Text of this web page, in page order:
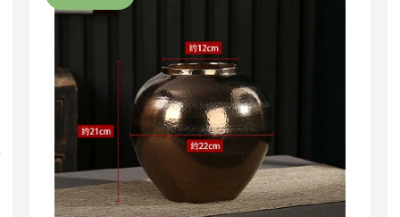
Декоративные вазы, кашпо
Игрушки мягкие